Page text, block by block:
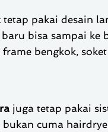
tetap pakai desain
baru bisa sampai ke
bengkok,
juga tetap pakai
cuma